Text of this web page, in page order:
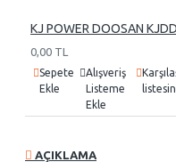
KJ POWER DOOSAN
0,00 TL
Sepete
Ekle
Alışveriş
Listeme
Ekle
AÇIKLAMA